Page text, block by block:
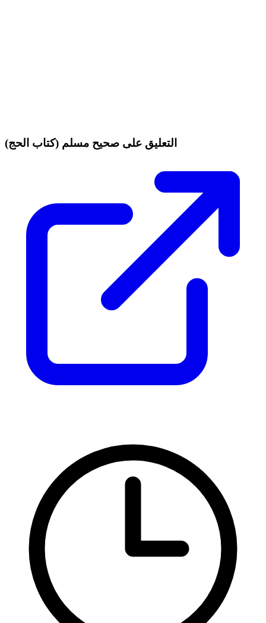
التعليق على صحيح مسلم (كتاب الحج)